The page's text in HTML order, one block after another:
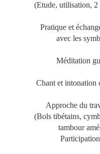
(Etude, utilisation,
Pratique et
avec les
Méditation
Chant et intonation
Approche du
(Bols tibétains,
tambour